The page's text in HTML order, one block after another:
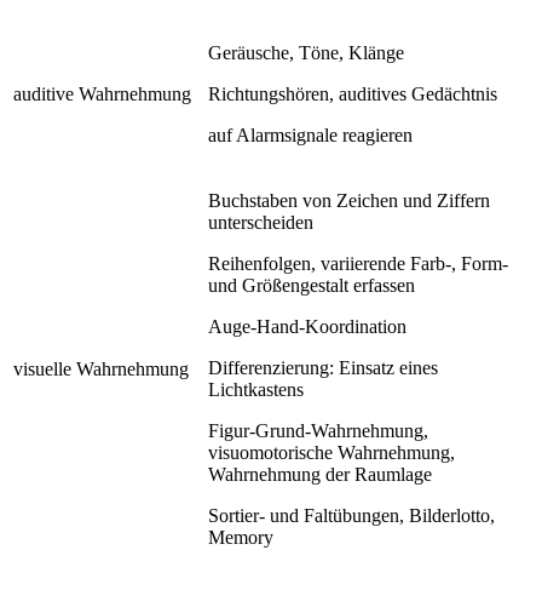
auditive Wahrnehmung
Geräusche, Töne, Klänge
Richtungshören, auditives Gedächtnis
auf Alarmsignale reagieren
visuelle Wahrnehmung
Buchstaben von Zeichen und Ziffern
unterscheiden
Reihenfolgen, variierende Farb-, Form-
und Größengestalt erfassen
Auge-Hand-Koordination
Differenzierung: Einsatz eines
Lichtkastens
Figur-Grund-Wahrnehmung,
visuomotorische Wahrnehmung,
Wahrnehmung der Raumlage
Sortier- und Faltübungen, Bilderlotto,
Memory